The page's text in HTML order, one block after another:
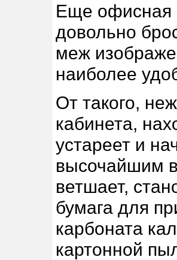
Еще офисная
довольно
меж
наиболее
От такого,
кабинета,
устареет и
высочайшим
ветшает,
бумага для
карбоната
картонной